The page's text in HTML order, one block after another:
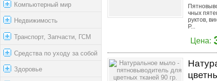
Компьютерный мир
Недвижимость
Транспорт, Запчасти, ГСМ
Средства по уходу за собой
Здоровье
чных
руктов,
Р...
Цена: